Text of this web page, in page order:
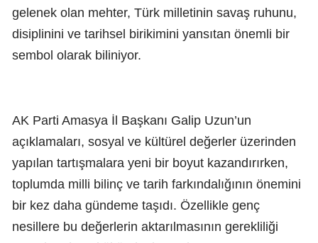
gelenek olan mehter, Türk milletinin savaş ruhunu,
disiplinini ve tarihsel birikimini yansıtan önemli bir
sembol olarak biliniyor.
AK Parti Amasya İl Başkanı Galip Uzun’un
açıklamaları, sosyal ve kültürel değerler üzerinden
yapılan tartışmalara yeni bir boyut kazandırırken,
toplumda milli bilinç ve tarih farkındalığının önemini
bir kez daha gündeme taşıdı. Özellikle genç
nesillere bu değerlerin aktarılmasının gerekliliği